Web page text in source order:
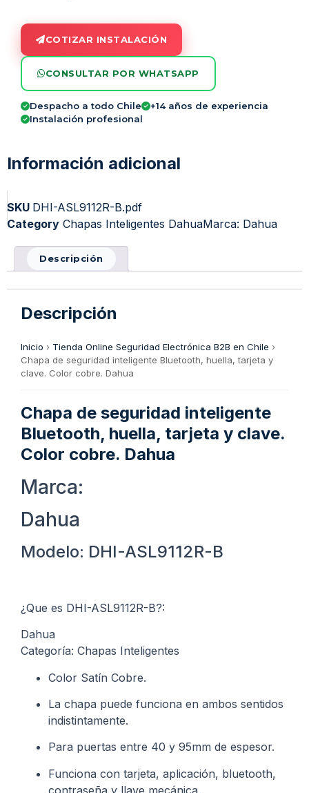
COTIZAR INSTALACIÓN
CONSULTAR POR WHATSAPP
Despacho a todo Chile
+14 años de experiencia
Instalación profesional
Información adicional
SKU DHI-ASL9112R-B.pdf
Category Chapas Inteligentes DahuaMarca: Dahua
Descripción
Descripción
Inicio › Tienda Online Seguridad Electrónica B2B en Chile ›
Chapa de seguridad inteligente Bluetooth, huella, tarjeta y
clave. Color cobre. Dahua
Chapa de seguridad inteligente
Bluetooth, huella, tarjeta y clave.
Color cobre. Dahua
Marca:
Dahua
Modelo: DHI-ASL9112R-B
¿Que es DHI-ASL9112R-B?:
Dahua
Categoría: Chapas Inteligentes
Color Satín Cobre.
La chapa puede funciona en ambos sentidos
indistintamente.
Para puertas entre 40 y 95mm de espesor.
Funciona con tarjeta, aplicación, bluetooth,
contraseña y llave mecánica.